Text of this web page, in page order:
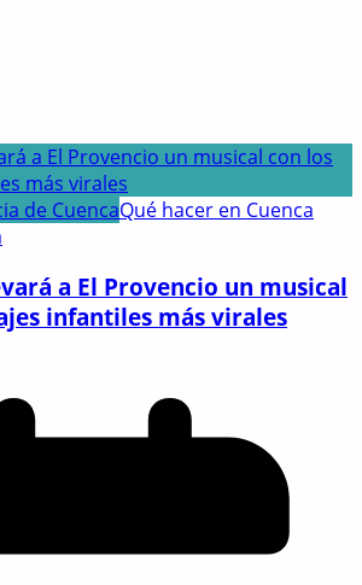
de CuencaQué hacer en Cuenca
a El Provencio un musical
infantiles más virales